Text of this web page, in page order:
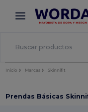
× App de
¡Mejores precios
Inicio Marcas Skinnifit
Prendas Básicas